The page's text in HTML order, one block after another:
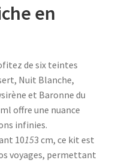
en
de six teintes
Nuit Blanche,
et Baronne du
offre une nuance
infinies.
10153 cm, ce kit est
voyages, permettant